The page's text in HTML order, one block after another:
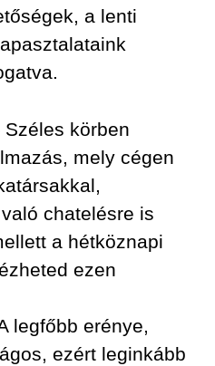
a lenti
Széles körben
mely cégen
chatelésre is
a hétköznapi
ezen
legfőbb erénye,
ezért leginkább